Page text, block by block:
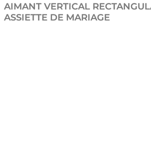
AIMANT VERTICAL
ASSIETTE DE MARIAGE